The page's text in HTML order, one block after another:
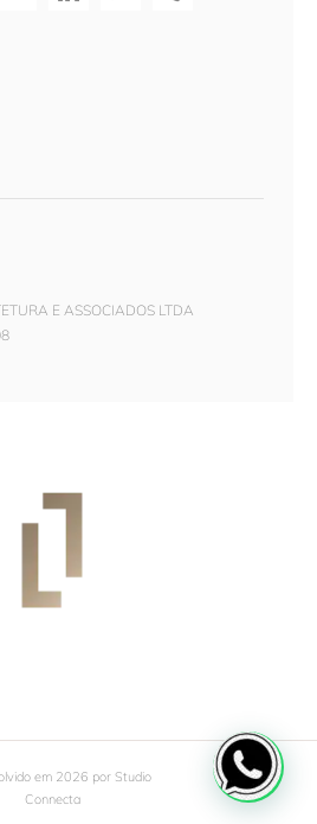
E ASSOCIADOS LTDA
em 2026 por Studio
Connecta